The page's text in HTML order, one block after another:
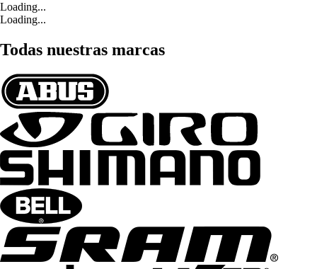
Loading...
Loading...
Todas nuestras marcas